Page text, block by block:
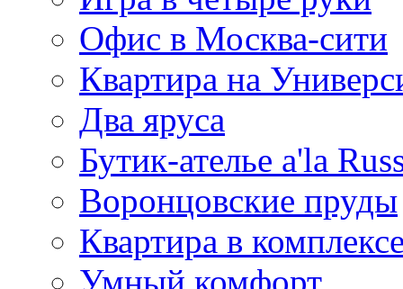
Офис в Москва-сити
Квартира на
Два яруса
Бутик-ателье a'la
Воронцовские пруды
Квартира в
Умный комфорт